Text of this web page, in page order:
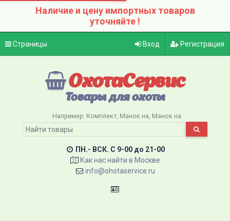
Наличие и цену импортных товаров
уточняйте !
Страницы Вход Регистрация
ОхотаСервис
Товары для охоты
Например: Комплект Манок на Манок на
ПН.- ВСК. C 9-00 до 21-00
Как нас найти в Москве
info@ohotaservice.ru